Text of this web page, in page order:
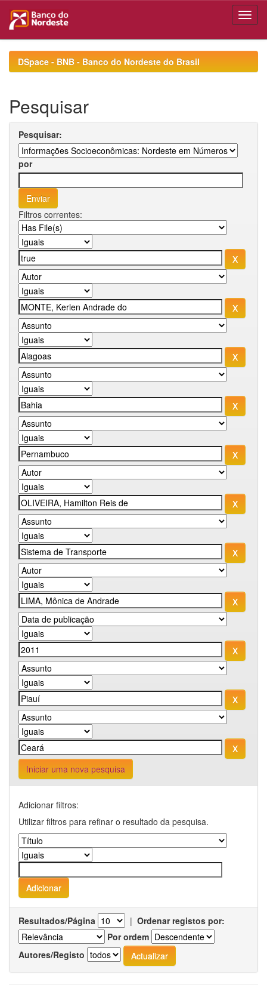
navigationDSpace - BNB - Banco do Nordeste do Brasil
Pesquisar
Pesquisar:
por
Filtros correntes:
Iniciar uma nova pesquisa
Adicionar filtros:
Utilizar filtros para refinar o resultado da pesquisa.
Resultados/Página | Ordenar registos por:
Por ordem
Autores/Registo